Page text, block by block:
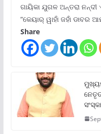
ଗାୟିକା ଯୁଗଳ ଅନ୍ତରା
“କେୟାର୍ ୱାହାଁ ଜହାଁ ଡାବର
Share